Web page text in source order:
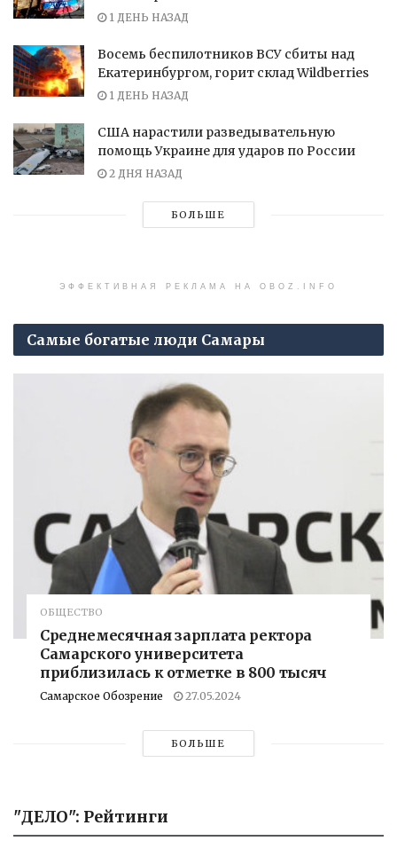
1 ДЕНЬ НАЗАД
Восемь беспилотников ВСУ сбиты над
Екатеринбургом, горит склад Wildberries
1 ДЕНЬ НАЗАД
США нарастили разведывательную
помощь Украине для ударов по России
2 ДНЯ НАЗАД
БОЛЬШЕ
ЭФФЕКТИВНАЯ РЕКЛАМА НА OBOZ.INFO
Самые богатые люди Самары
ОБЩЕСТВО
Среднемесячная зарплата ректора
Самарского университета
приблизилась к отметке в 800 тысяч
Самарское Обозрение 27.05.2024
БОЛЬШЕ
"ДЕЛО": Рейтинги